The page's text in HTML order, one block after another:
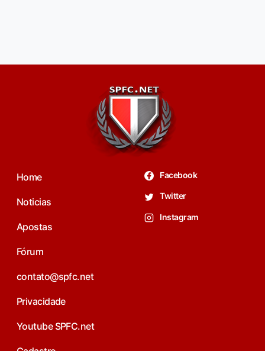
Home
Noticias
Apostas
Fórum
contato@spfc.net
Privacidade
Youtube SPFC.net
Facebook
Twitter
Instagram